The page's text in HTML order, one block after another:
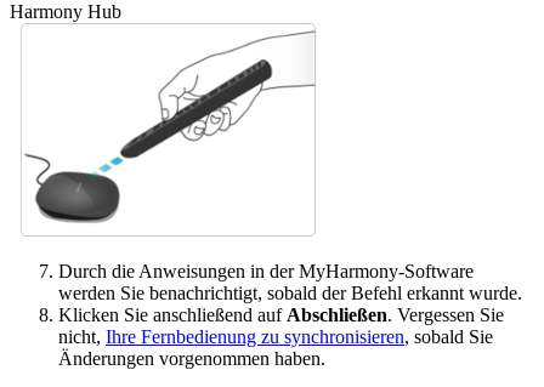
Harmony Hub
Durch die Anweisungen in der MyHarmony-Software
werden Sie benachrichtigt, sobald der Befehl erkannt wurde.
Klicken Sie anschließend auf Abschließen. Vergessen Sie
nicht, Ihre Fernbedienung zu synchronisieren, sobald Sie
Änderungen vorgenommen haben.